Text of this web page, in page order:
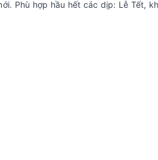
Phù hợp hầu hết các dịp: Lễ Tết,